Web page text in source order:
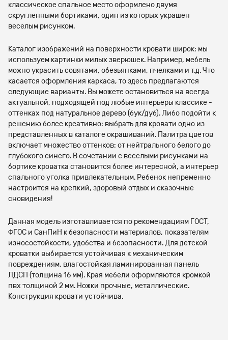
классическое спальное место оформлено двумя
скругленными бортиками, один из которых украшен
веселым рисунком.
Каталог изображений на поверхности кровати широк: мы
используем картинки милых зверюшек. Например, мебель
можно украсить совятами, обезьянками, пчелками и т.д. Что
касается оформления каркаса, то здесь предлагаются
следующие варианты. Вы можете остановиться на всегда
актуальной, подходящей под любые интерьеры классике -
оттенках под натуральное дерево (бук/дуб). Либо подойти к
решению более креативно: выбрать для кровати одно из
представленных в каталоге окрашиваний. Палитра цветов
включает множество оттенков: от нейтрального белого до
глубокого синего. В сочетании с веселыми рисунками на
бортике кроватка становится более интересной, а интерьер
спального уголка привлекательным. Ребенок непременно
настроится на крепкий, здоровый отдых и сказочные
сновидения!
Данная модель изготавливается по рекомендациям ГОСТ,
ФГОС и СанПиН к безопасности материалов, показателям
износостойкости, удобства и безопасности. Для детской
кроватки выбирается устойчивая к механическим
повреждениям, влагостойкая ламинированная панель
ЛДСП (толщина 16 мм). Края мебели оформляются кромкой
пвх толщиной 2 мм. Ножки прочные, металлические.
Конструкция кровати устойчива.